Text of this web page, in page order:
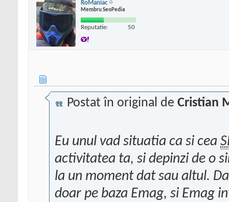
RoManiac
Membru SeoPedia
Reputatie: 50
Postat în original de Cristian
Eu unul vad situatia ca si cea
activitatea ta, si depinzi de o
la un moment dat sau altul.
doar pe baza Emag, si Emag